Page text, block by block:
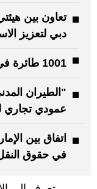
تعاون بين
دبي لتعزيز
1001 طائرة في السجل الوطني للطائرات
"الطيران
عمودي تجاري
اتفاق بين
في حقوق